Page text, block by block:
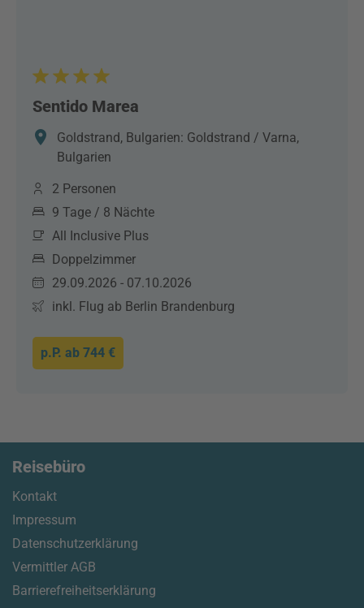
Sentido Marea
Goldstrand, Bulgarien: Goldstrand / Varna,
Bulgarien
2 Personen
9 Tage / 8 Nächte
All Inclusive Plus
Doppelzimmer
29.09.2026 - 07.10.2026
inkl. Flug ab Berlin Brandenburg
p.P. ab 744 €
Reisebüro
Kontakt
Impressum
Datenschutzerklärung
Vermittler AGB
Barrierefreiheitserklärung